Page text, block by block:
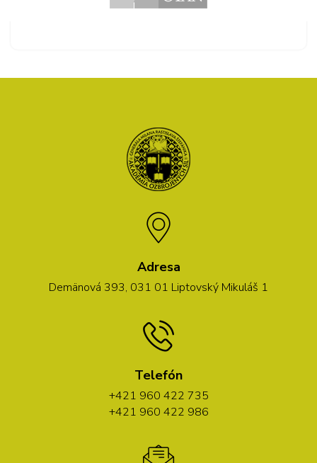
Adresa
Demänová 393, 031 01 Liptovský Mikuláš 1
Telefón
+421 960 422 735
+421 960 422 986